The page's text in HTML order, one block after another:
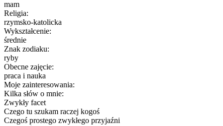
mam
Religia:
rzymsko-katolicka
Wykształcenie:
średnie
Znak zodiaku:
ryby
Obecne zajęcie:
praca i nauka
Moje zainteresowania:
Kilka słów o mnie:
Zwykły facet
Czego tu szukam raczej kogoś
Czegoś prostego zwykłego przyjaźni